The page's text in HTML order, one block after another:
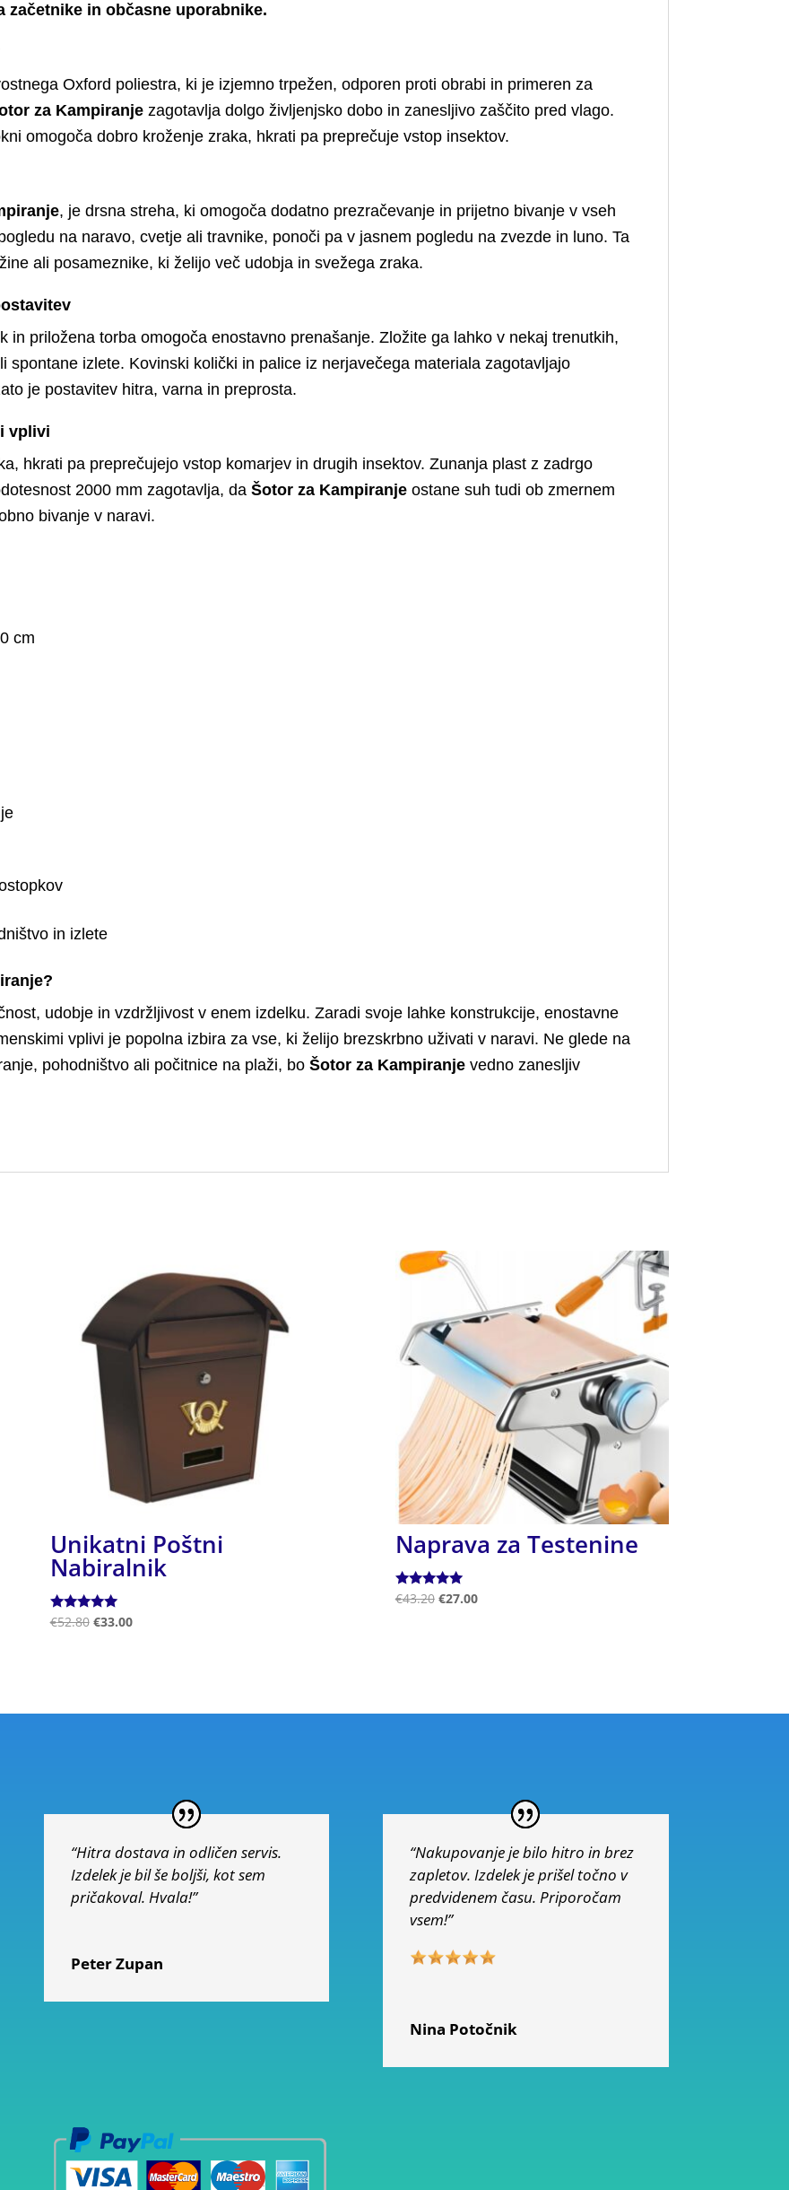
začetnike in občasne uporabnike.
Oxford poliestra, ki je izjemno trpežen, odporen proti obrabi in primeren za
za Kampiranje zagotavlja dolgo življenjsko dobo in zanesljivo zaščito pred vlago.
omogoča dobro kroženje zraka, hkrati pa preprečuje vstop insektov.
, je drsna streha, ki omogoča dodatno prezračevanje in prijetno bivanje v vseh
na naravo, cvetje ali travnike, ponoči pa v jasnem pogledu na zvezde in luno. Ta
ali posameznike, ki želijo več udobja in svežega zraka.
in priložena torba omogoča enostavno prenašanje. Zložite ga lahko v nekaj trenutkih,
spontane izlete. Kovinski količki in palice iz nerjavečega materiala zagotavljajo
je postavitev hitra, varna in preprosta.
vplivi
hkrati pa preprečujejo vstop komarjev in drugih insektov. Zunanja plast z zadrgo
2000 mm zagotavlja, daŠotor za Kampiranje ostane suh tudi ob zmernem
bivanje v naravi.
cm
in izlete
udobje in vzdržljivost v enem izdelku. Zaradi svoje lahke konstrukcije, enostavne
vplivi je popolna izbira za vse, ki želijo brezskrbno uživati v naravi. Ne glede na
pohodništvo ali počitnice na plaži, boŠotor za Kampiranje vedno zanesljiv
Unikatni Poštni
Nabiralnik
Ocenjeno
€52.80 €33.00
Naprava za Testenine
Ocenjeno
€43.20 €27.00
“Hitra dostava in odličen servis.
Izdelek je bil še boljši, kot sem
pričakoval. Hvala!”
Peter Zupan
“Nakupovanje je bilo hitro in brez
zapletov. Izdelek je prišel točno v
predvidenem času. Priporočam
vsem!”
Nina Potočnik